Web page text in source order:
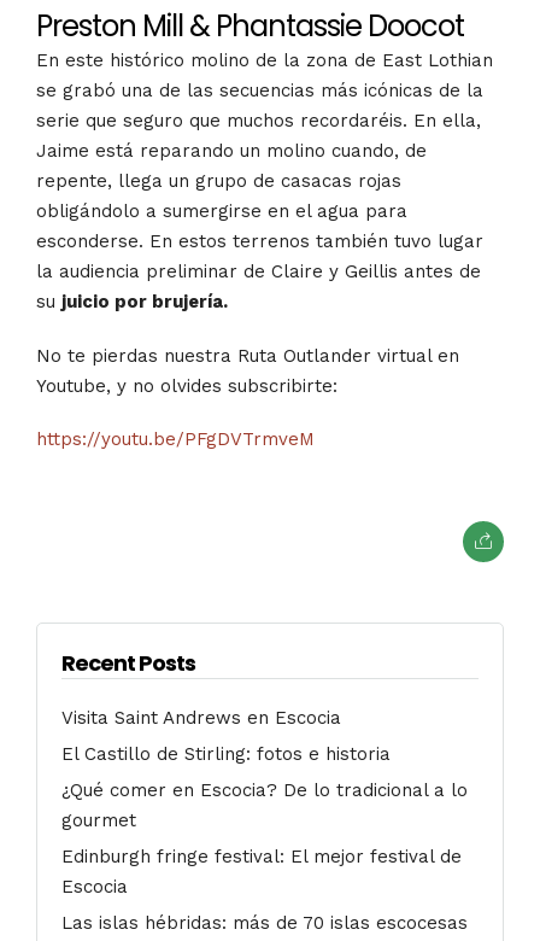
Preston Mill & Phantassie Doocot
En este histórico molino de la zona de East Lothian
se grabó una de las secuencias más icónicas de la
serie que seguro que muchos recordaréis. En ella,
Jaime está reparando un molino cuando, de
repente, llega un grupo de casacas rojas
obligándolo a sumergirse en el agua para
esconderse. En estos terrenos también tuvo lugar
la audiencia preliminar de Claire y Geillis antes de
su juicio por brujería.
No te pierdas nuestra Ruta Outlander virtual en
Youtube, y no olvides subscribirte:
https://youtu.be/PFgDVTrmveM
Recent Posts
Visita Saint Andrews en Escocia
El Castillo de Stirling: fotos e historia
¿Qué comer en Escocia? De lo tradicional a lo
gourmet
Edinburgh fringe festival: El mejor festival de
Escocia
Las islas hébridas: más de 70 islas escocesas